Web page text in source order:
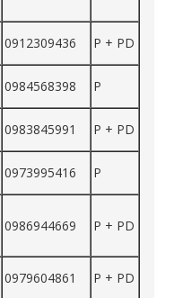
0912309436 P + PD
0984568398 P
0983845991 P + PD
0973995416 P
0986944669 P + PD
0979604861 P + PD